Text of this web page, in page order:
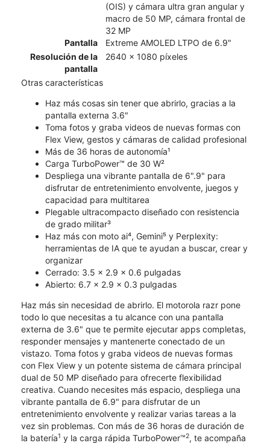
(OIS) y cámara ultra gran angular y
macro de 50 MP, cámara frontal de
32 MP
Pantalla
Extreme AMOLED LTPO de 6.9"
Resolución de la
pantalla
2640 x 1080 píxeles
Otras características
Haz más cosas sin tener que abrirlo, gracias a la
pantalla externa 3.6"
Toma fotos y graba videos de nuevas formas con
Flex View, gestos y cámaras de calidad profesional
Más de 36 horas de autonomía¹
Carga TurboPower™ de 30 W²
Despliega una vibrante pantalla de 6".9" para
disfrutar de entretenimiento envolvente, juegos y
capacidad para multitarea
Plegable ultracompacto diseñado con resistencia
de grado militar³
Haz más con moto ai⁴, Gemini⁵ y Perplexity:
herramientas de IA que te ayudan a buscar, crear y
organizar
Cerrado: 3.5 x 2.9 x 0.6 pulgadas
Abierto: 6.7 x 2.9 x 0.3 pulgadas
Haz más sin necesidad de abrirlo. El motorola razr pone
todo lo que necesitas a tu alcance con una pantalla
externa de 3.6" que te permite ejecutar apps completas,
responder mensajes y mantenerte conectado de un
vistazo. Toma fotos y graba videos de nuevas formas
con Flex View y un potente sistema de cámara principal
dual de 50 MP diseñado para ofrecerte flexibilidad
creativa. Cuando necesites más espacio, despliega una
vibrante pantalla de 6.9" para disfrutar de un
entretenimiento envolvente y realizar varias tareas a la
vez sin problemas. Con más de 36 horas de duración de
la batería1 y la carga rápida TurboPower™2, te acompaña